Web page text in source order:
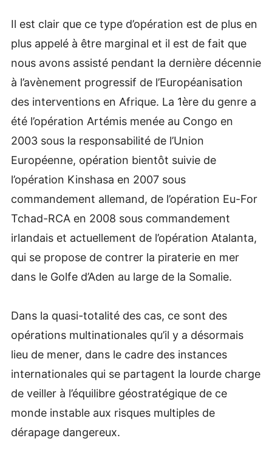
Il est clair que ce type d’opération est de plus en
plus appelé à être marginal et il est de fait que
nous avons assisté pendant la dernière décennie
à l’avènement progressif de l’Européanisation
des interventions en Afrique. La 1ère du genre a
été l’opération Artémis menée au Congo en
2003 sous la responsabilité de l’Union
Européenne, opération bientôt suivie de
l’opération Kinshasa en 2007 sous
commandement allemand, de l’opération Eu-For
Tchad-RCA en 2008 sous commandement
irlandais et actuellement de l’opération Atalanta,
qui se propose de contrer la piraterie en mer
dans le Golfe d’Aden au large de la Somalie.
Dans la quasi-totalité des cas, ce sont des
opérations multinationales qu’il y a désormais
lieu de mener, dans le cadre des instances
internationales qui se partagent la lourde charge
de veiller à l’équilibre géostratégique de ce
monde instable aux risques multiples de
dérapage dangereux.